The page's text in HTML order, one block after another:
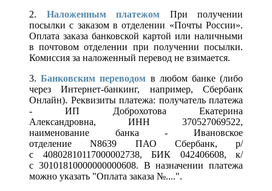
2. Наложенным платежом При получении
посылки с заказом в отделении «Почты России».
Оплата заказа банковской картой или наличными
в почтовом отделении при получении посылки.
Комиссия за наложенный перевод не взимается.
3.Банковским переводом в любом банке (либо
через Интернет-банкинг, например, Сбербанк
Онлайн). Реквизиты платежа: получатель платежа
- ИП Доброхотова Екатерина
Александровна, ИНН 370527069522,
наименование банка - Ивановское
отделение N8639 ПАО Сбербанк, р/
с 40802810117000002738, БИК 042406608, к/
с 30101810000000000608. В назначении платежа
можно указать "Оплата заказа №....".